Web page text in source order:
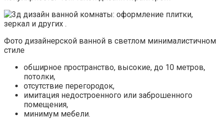
Фото дизайнерской ванной в светлом минималистичном
стиле
обширное пространство, высокие, до 10 метров,
потолки,
отсутствие перегородок,
имитация недостроенного или заброшенного
помещения,
минимум мебели.